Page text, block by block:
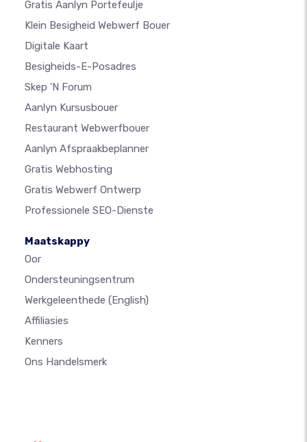
Gratis Aanlyn Portefeulje
Klein Besigheid Webwerf Bouer
Digitale Kaart
Besigheids-E-Posadres
Skep 'n Forum
Aanlyn Kursusbouer
Restaurant Webwerfbouer
Aanlyn Afspraakbeplanner
Gratis Webhosting
Gratis Webwerf Ontwerp
Professionele SEO-Dienste
Maatskappy
Oor
Ondersteuningsentrum
Werkgeleenthede (English)
Affiliasies
Kenners
Ons Handelsmerk